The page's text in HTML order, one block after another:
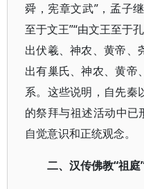
舜，宪章文武”，孟子
至于文王”“由文王至于
出伏羲、神农、黄帝、
出有巢氏、神农、黄帝
系。这些说明，自先秦
的祭拜与祖述活动中已
自觉意识和正统观念。
二、汉传佛教“祖